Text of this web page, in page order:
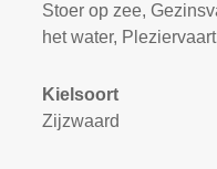
Stoer op zee,
het water,
Kielsoort
Zijzwaard